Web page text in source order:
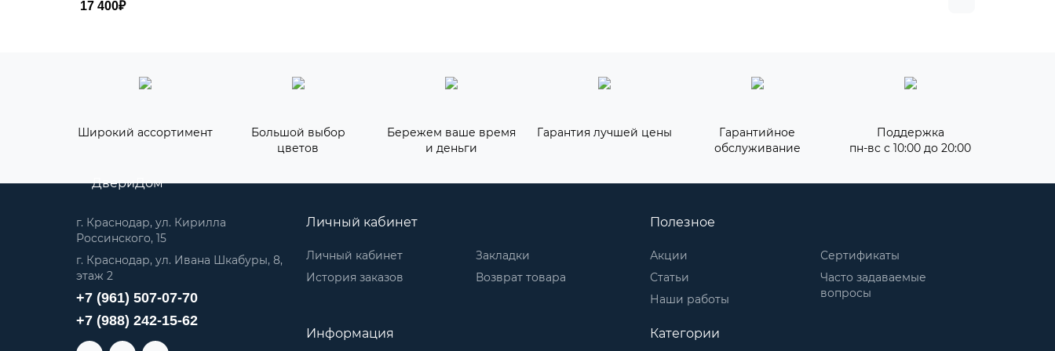
17 400₽
Широкий ассортимент
Большой выбор
цветов
Бережем ваше время
и деньги
Гарантия лучшей цены
Гарантийное
обслуживание
Поддержка
пн-вс с 10:00 до 20:00
ДвериДом
г. Краснодар, ул. Кирилла
Россинского, 15
г. Краснодар, ул. Ивана Шкабуры, 8,
этаж 2
+7 (961) 507-07-70
+7 (988) 242-15-62
Личный кабинет
Личный кабинет
История заказов
Закладки
Возврат товара
Полезное
Акции
Статьи
Наши работы
Сертификаты
Часто задаваемые
вопросы
Информация Категории